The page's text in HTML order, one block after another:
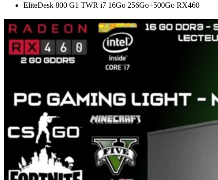
EliteDesk 800 G1 TWR i7 16Go 256Go+500Go RX460